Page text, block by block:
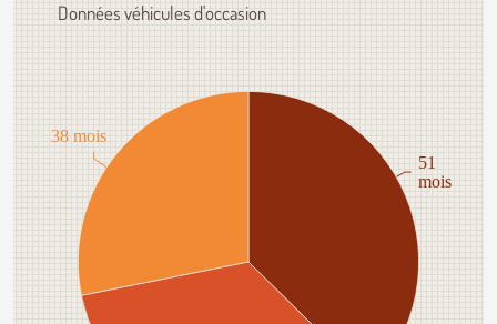
Données véhicules d'occasion
51
mois
38 mois